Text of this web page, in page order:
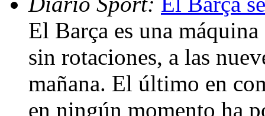
El Barça es una
sin rotaciones, a las
mañana. El último en
en ningún momento ha